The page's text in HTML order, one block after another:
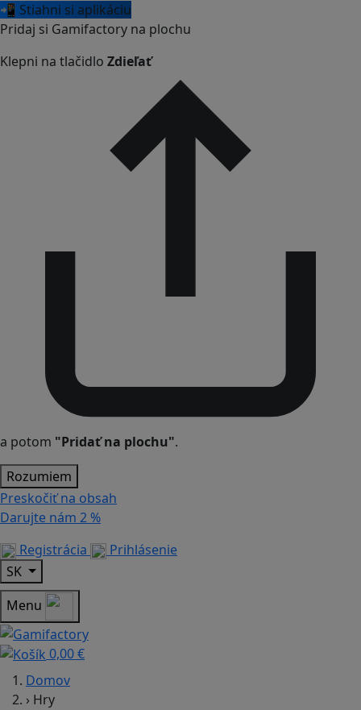
📲 Stiahni si aplikáciu
Pridaj si Gamifactory na plochu
Klepni na tlačidlo Zdieľať
a potom "Pridať na plochu".
Rozumiem
Preskočiť na obsah
Darujte nám 2 %
Registrácia
Prihlásenie
SK
Menu
0,00 €
Domov
› Hry